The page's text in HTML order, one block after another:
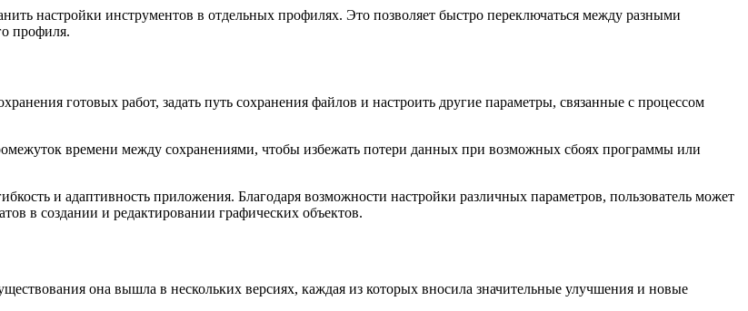
настройки инструментов в отдельных профилях. Это позволяет быстро переключаться между разными
профиля.
готовых работ, задать путь сохранения файлов и настроить другие параметры, связанные с процессом
времени между сохранениями, чтобы избежать потери данных при возможных сбоях программы или
и адаптивность приложения. Благодаря возможности настройки различных параметров, пользователь может
в создании и редактировании графических объектов.
она вышла в нескольких версиях, каждая из которых вносила значительные улучшения и новые